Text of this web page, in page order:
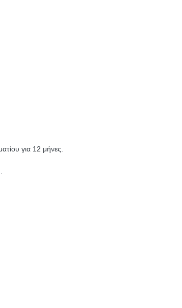
για 12 μήνες.